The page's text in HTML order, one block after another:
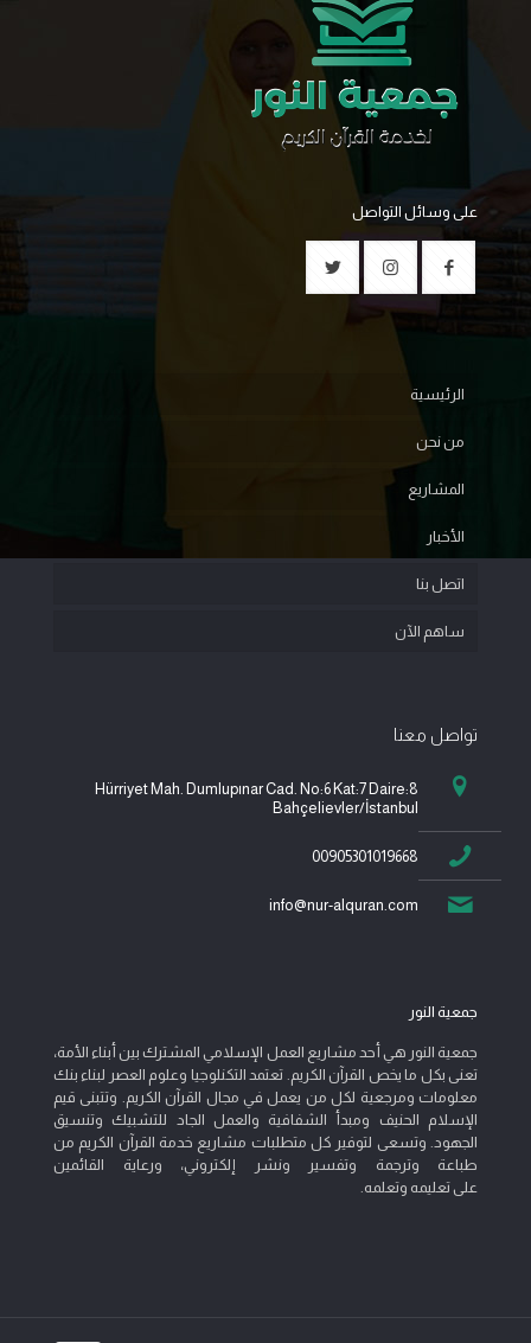
على وسائل التواصل
الرئيسية
من نحن
المشاريع
الأخبار
اتصل بنا
ساهم الآن
تواصل معنا
Hürriyet Mah. Dumlupınar Cad. No:6 Kat:7 Daire:8
Bahçelievler/İstanbul
00905301019668
info@nur-alquran.com
جمعية النور
جمعية النور هي أحد مشاريع العمل الإسلامي المشترك بين أبناء الأمة،
تعنى بكل ما يخص القرآن الكريم. تعتمد التكنلوجيا وعلوم العصر لبناء بنك
معلومات ومرجعية لكل من يعمل في مجال القرآن الكريم. وتتبنى قيم
الإسلام الحنيف ومبدأ الشفافية والعمل الجاد للتشبيك وتنسيق
الجهود. وتسعى لتوفير كل متطلبات مشاريع خدمة القرآن الكريم من
طباعة وترجمة وتفسير ونشر إلكتروني، ورعاية القائمين
على تعليمه وتعلمه.